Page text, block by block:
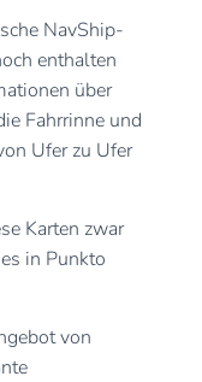
NavShip-
enthalten
über
Fahrrinne und
Ufer zu Ufer
Karten zwar
in Punkto
von